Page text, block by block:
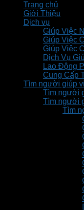
Trang chủ
Giới Thiệu
Dịch vụ
Giúp Việc
Giúp Việc
Giúp Việc
Dịch Vụ
Lao Động
Cung Cấp
Tìm người giúp
Tìm người
Tìm người
Tìm